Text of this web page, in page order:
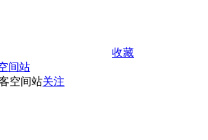
收藏
关注